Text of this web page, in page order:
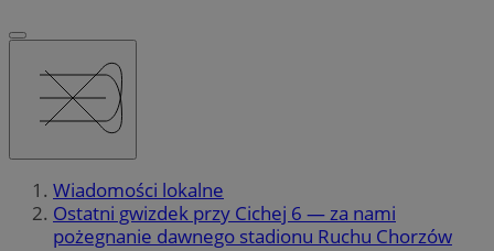
Wiadomości lokalne
Ostatni gwizdek przy Cichej 6 — za nami
pożegnanie dawnego stadionu Ruchu Chorzów